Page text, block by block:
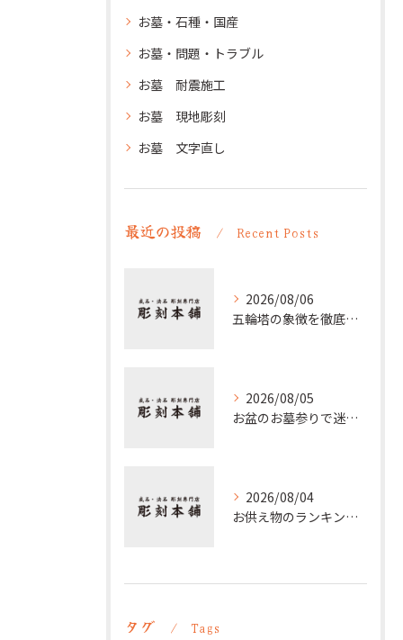
お墓・石種・国産
お墓・問題・トラブル
お墓 耐震施工
お墓 現地彫刻
お墓 文字直し
最近の投稿 Recent Posts
2026/08/06
五輪塔の象徴を徹底解説 仏教五大や梵字の意味と歴史的背景
2026/08/05
お盆のお墓参りで迷わない時間帯の選び方と夕方参拝の注意点
2026/08/04
お供え物のランキングから選ぶ実用性とマナーを両立する贈り方ガイド
タグ Tags